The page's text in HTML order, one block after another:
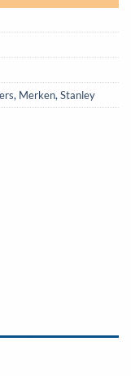
, Merken, Stanley